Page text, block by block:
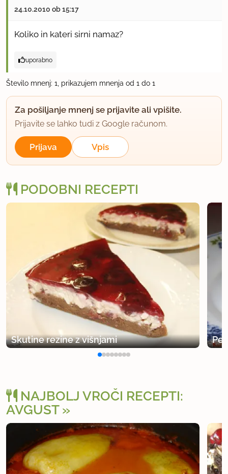
24.10.2010 ob 15:17
Koliko in kateri sirni namaz?
uporabno
Število mnenj: 1, prikazujem mnenja od 1 do 1
Za pošiljanje mnenj se prijavite ali vpišite.
Prijavite se lahko tudi z Google računom.
Prijava Vpis
PODOBNI RECEPTI
Skutine rezine z višnjami
NAJBOLJ VROČI RECEPTI:
AVGUST